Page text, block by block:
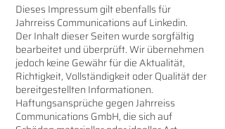
Dieses Impressum gilt ebenfalls für
Jahrreiss Communications auf Linkedin.
Der Inhalt dieser Seiten wurde sorgfältig
bearbeitet und überprüft. Wir übernehmen
jedoch keine Gewähr für die Aktualität,
Richtigkeit, Vollständigkeit oder Qualität der
bereitgestellten Informationen.
Haftungsansprüche gegen Jahrreiss
Communications GmbH, die sich auf